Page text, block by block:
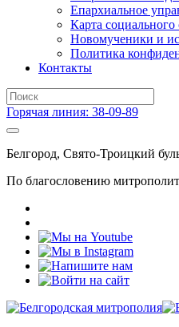
Епархиальное
Карта
Новомученики и
Политика
Контакты
Горячая линия: 38-09-89
Белгород, Свято-Троицкий
По благословению